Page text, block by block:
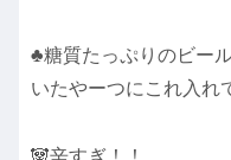
♣糖質たっぷりのビー
いたやーつにこれ入れ